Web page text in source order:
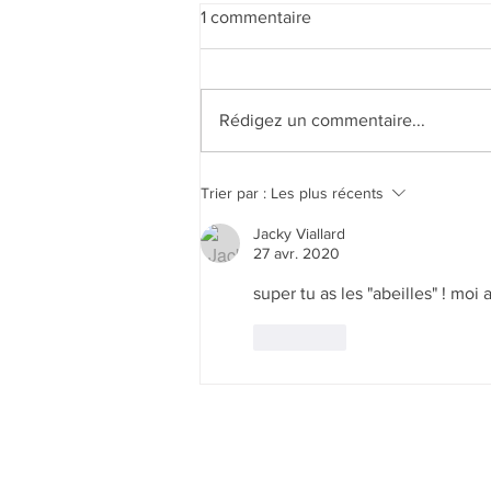
Beaufortain for ever !!! 🏔️🤩🏔️
1 commentaire
Rédigez un commentaire...
Trier par : Les plus récents
Jacky Viallard
27 avr. 2020
super tu as les "abeilles" ! moi